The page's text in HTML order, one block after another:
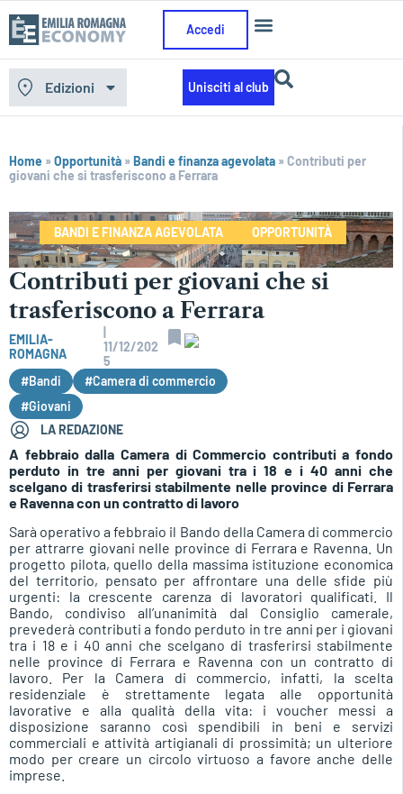
Accedi
Edizioni Unisciti al club
Home »Opportunità »Bandi e finanza agevolata »Contributi per
giovani che si trasferiscono a Ferrara
BANDI E FINANZA AGEVOLATA OPPORTUNITÀ
Contributi per giovani che si
trasferiscono a Ferrara
EMILIA-
ROMAGNA
11/12/202
5
#Bandi
#Camera di commercio
#Giovani
LA REDAZIONE
A febbraio dalla Camera di Commercio contributi a fondo
perduto in tre anni per giovani tra i 18 e i 40 anni che
scelgano di trasferirsi stabilmente nelle province di Ferrara
e Ravenna con un contratto di lavoro
Sarà operativo a febbraio il Bando della Camera di commercio
per attrarre giovani nelle province di Ferrara e Ravenna. Un
progetto pilota, quello della massima istituzione economica
del territorio, pensato per affrontare una delle sfide più
urgenti: la crescente carenza di lavoratori qualificati. Il
Bando, condiviso all’unanimità dal Consiglio camerale,
prevederà contributi a fondo perduto in tre anni per i giovani
tra i 18 e i 40 anni che scelgano di trasferirsi stabilmente
nelle province di Ferrara e Ravenna con un contratto di
lavoro. Per la Camera di commercio, infatti, la scelta
residenziale è strettamente legata alle opportunità
lavorative e alla qualità della vita: i voucher messi a
disposizione saranno così spendibili in beni e servizi
commerciali e attività artigianali di prossimità; un ulteriore
modo per creare un circolo virtuoso a favore anche delle
imprese.